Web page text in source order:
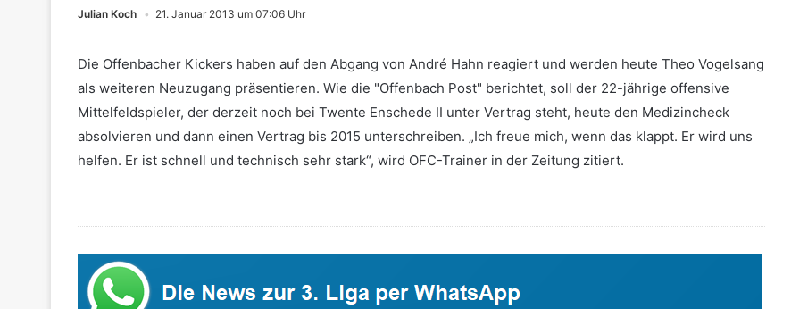
Julian Koch 21. Januar 2013 um 07:06 Uhr
Die Offenbacher Kickers haben auf den Abgang von André Hahn reagiert und werden heute Theo Vogelsang
als weiteren Neuzugang präsentieren. Wie die "Offenbach Post" berichtet, soll der 22-jährige offensive
Mittelfeldspieler, der derzeit noch bei Twente Enschede II unter Vertrag steht, heute den Medizincheck
absolvieren und dann einen Vertrag bis 2015 unterschreiben. „Ich freue mich, wenn das klappt. Er wird uns
helfen. Er ist schnell und technisch sehr stark“, wird OFC-Trainer in der Zeitung zitiert.